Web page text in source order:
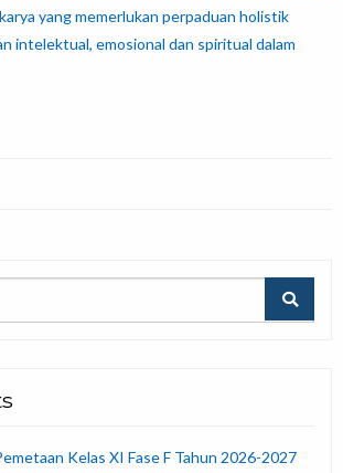
yang memerlukan perpaduan holistik
intelektual, emosional dan spiritual dalam
Kelas XI Fase F Tahun 2026-2027